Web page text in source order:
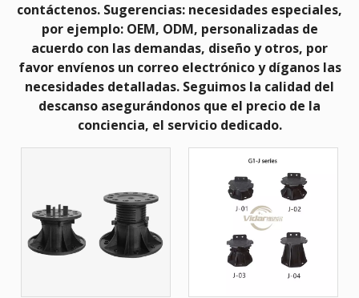
contáctenos. Sugerencias: necesidades especiales,
por ejemplo: OEM, ODM, personalizadas de
acuerdo con las demandas, diseño y otros, por
favor envíenos un correo electrónico y díganos las
necesidades detalladas. Seguimos la calidad del
descanso asegurándonos que el precio de la
conciencia, el servicio dedicado.